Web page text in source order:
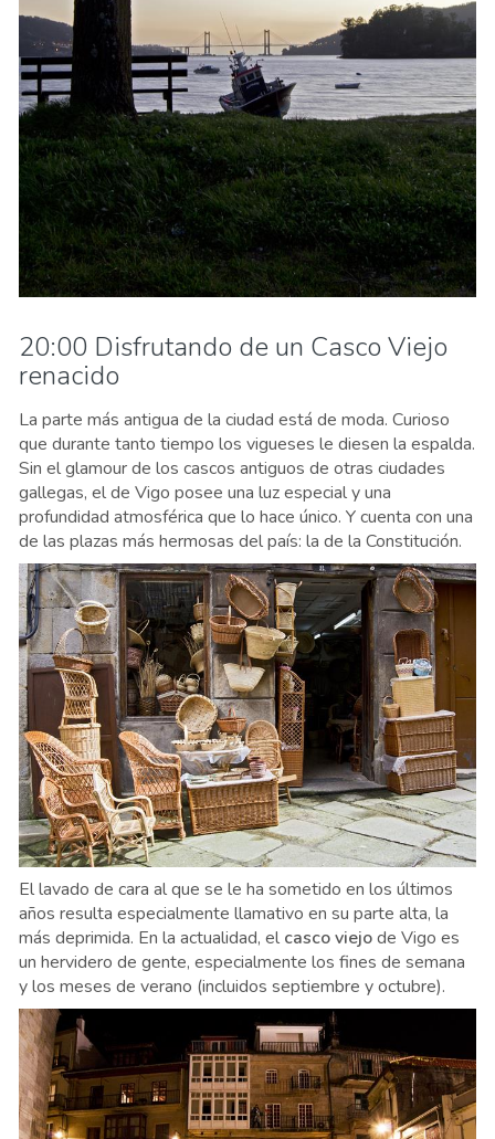
20:00 Disfrutando de un Casco Viejo
renacido
La parte más antigua de la ciudad está de moda. Curioso
que durante tanto tiempo los vigueses le diesen la espalda.
Sin el glamour de los cascos antiguos de otras ciudades
gallegas, el de Vigo posee una luz especial y una
profundidad atmosférica que lo hace único. Y cuenta con una
de las plazas más hermosas del país: la de la Constitución.
El lavado de cara al que se le ha sometido en los últimos
años resulta especialmente llamativo en su parte alta, la
más deprimida. En la actualidad, el casco viejode Vigo es
un hervidero de gente, especialmente los fines de semana
y los meses de verano (incluidos septiembre y octubre).